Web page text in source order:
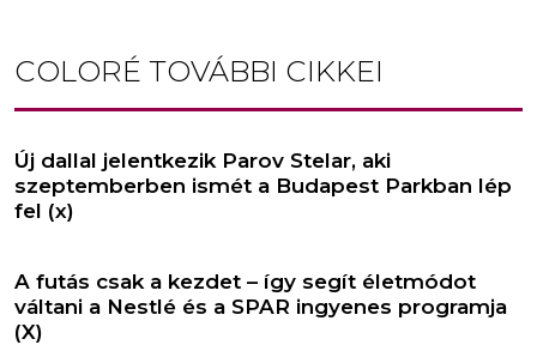
COLORÉ TOVÁBBI CIKKEI
Új dallal jelentkezik Parov Stelar, aki
szeptemberben ismét a Budapest Parkban lép
fel (x)
A futás csak a kezdet – így segít életmódot
váltani a Nestlé és a SPAR ingyenes programja
(X)